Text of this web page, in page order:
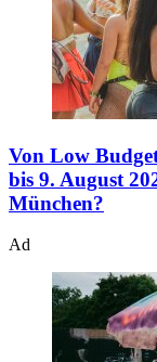
Von Low
bis 9. August
München?
Ad